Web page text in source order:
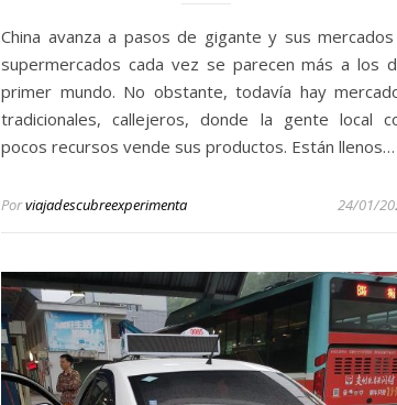
China avanza a pasos de gigante y sus
supermercados cada vez se parecen más a los
primer mundo. No obstante, todavía hay
tradicionales, callejeros, donde la gente local
pocos recursos vende sus productos. Están llenos…
Porviajadescubreexperimenta 24/01/